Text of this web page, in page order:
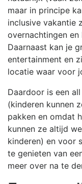
maar in principe
inclusive vakantie
overnachtingen
Daarnaast kan je
entertainment en
locatie waar voor
Daardoor is een
(kinderen kunnen
pakken en omdat
kunnen ze altijd
kinderen) en voor
te genieten van
meer over na te